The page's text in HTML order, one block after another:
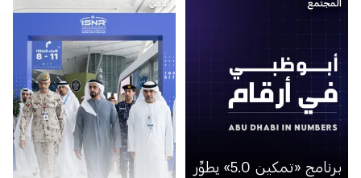
المجتمع
برنامج «تمكين 5.0» يطوِّر
الأمن